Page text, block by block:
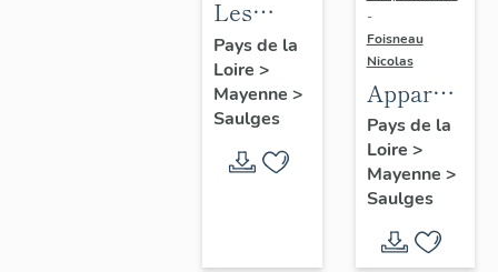
Les
écarts de
la
commune
Saulges
Pays de la
Loire >
Mayenne >
Saulges
-
Foisneau
Nicolas
Appareil
de
projection
n° 2 -
salle de
spectacle
Pays de la
Loire >
Mayenne >
Saulges